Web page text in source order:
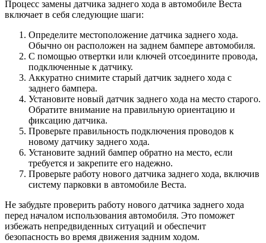
Процесс замены датчика заднего хода в автомобиле Веста
включает в себя следующие шаги:
Определите местоположение датчика заднего хода.
Обычно он расположен на заднем бампере автомобиля.
С помощью отвертки или ключей отсоедините провода,
подключенные к датчику.
Аккуратно снимите старый датчик заднего хода с
заднего бампера.
Установите новый датчик заднего хода на место старого.
Обратите внимание на правильную ориентацию и
фиксацию датчика.
Проверьте правильность подключения проводов к
новому датчику заднего хода.
Установите задний бампер обратно на место, если
требуется и закрепите его надежно.
Проверьте работу нового датчика заднего хода, включив
систему парковки в автомобиле Веста.
Не забудьте проверить работу нового датчика заднего хода
перед началом использования автомобиля. Это поможет
избежать непредвиденных ситуаций и обеспечит
безопасность во время движения задним ходом.